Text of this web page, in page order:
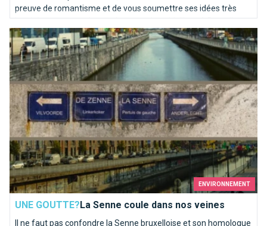
preuve de romantisme et de vous soumettre ses idées très
inspirées pour une demande en mariage idyllique à Bruxelles.
Voici notre “Top 10” des endroits où poser le genou par terre…
ENVIRONNEMENT
UNE GOUTTE?La Senne coule dans nos veines
Il ne faut pas confondre la Senne bruxelloise et son homologue
La Senne coule dans nos veines